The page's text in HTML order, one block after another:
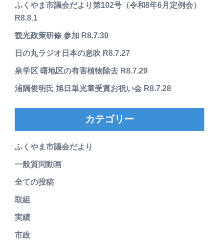
ふくやま市議会だより第102号（令和8年6月定例会）
R8.8.1
観光政策研修 参加 R8.7.30
日の丸ラジオ日本の息吹 R8.7.27
泉学区 曙地区の有害植物除去 R8.7.29
浦隅俊明氏 旭日単光章受賞お祝い会 R8.7.28
カテゴリー
ふくやま市議会だより
一般質問動画
全ての投稿
取組
実績
市政